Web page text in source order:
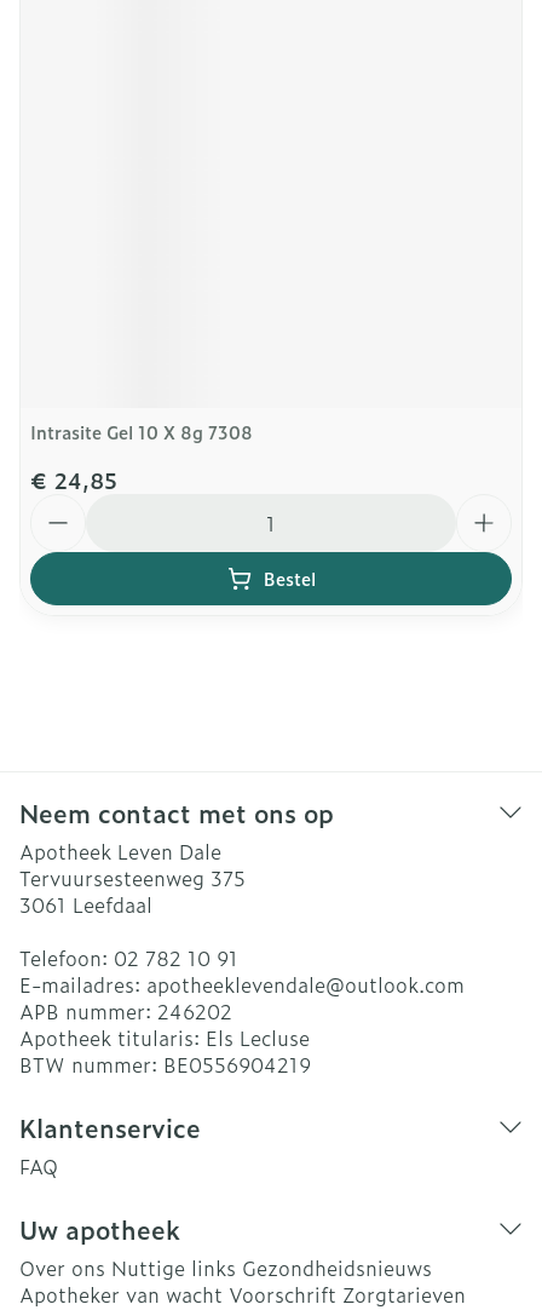
Intrasite Gel 10 X 8g 7308
€ 24,85
Bestel
Neem contact met ons op
Apotheek Leven Dale
Tervuursesteenweg 375
3061 Leefdaal
Telefoon: 02 782 10 91
E-mailadres: apotheeklevendale@outlook.com
APB nummer: 246202
Apotheek titularis: Els Lecluse
BTW nummer: BE0556904219
Klantenservice
FAQ
Uw apotheek
Over ons Nuttige links Gezondheidsnieuws
Apotheker van wacht Voorschrift Zorgtarieven